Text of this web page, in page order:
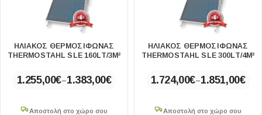
ΗΛΙΑΚΟΣ ΘΕΡΜΟΣΙΦΩΝΑΣ
THERMOSTAHL SLE 160LT/3M²
1.255,00€–1.383,00€
Αποστολή στο χώρο σου
ΗΛΙΑΚΟΣ ΘΕΡΜΟΣΙΦΩΝΑΣ
THERMOSTAHL SLE 300LT/4M²
1.724,00€–1.851,00€
Αποστολή στο χώρο σου